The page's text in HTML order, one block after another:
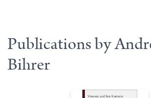
Publications by
Bihrer